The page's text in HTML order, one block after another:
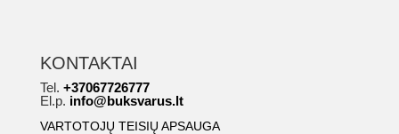
KONTAKTAI
Tel. +37067726777
El.p. info@buksvarus.lt
VARTOTOJŲ TEISIŲ APSAUGA